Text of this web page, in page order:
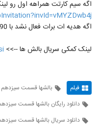
اگه سیم کارتت همراهه اول رو
اگه هدیه ات برات فعال نشد با 9990 تماس بگیر
لینک کمکی سریال بالش ها -->>
فیلم
بالشها قسمت سیزدهم
دانلود رایگان بالشها قسمت
دانلود سریال بالشها قسمت